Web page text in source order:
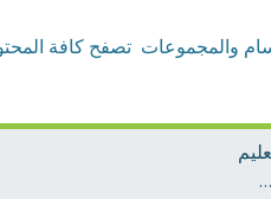
والمجموعات تصفح كافة
بحوث أعضاء هيئة التدريس - وسائل وتكنولوجيا التعليم